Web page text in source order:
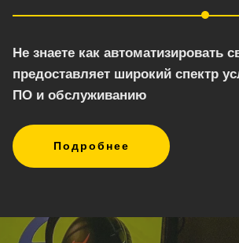
Не знаете как автоматизировать
предоставляет широкий спектр
ПО и обслуживанию
Подробнее